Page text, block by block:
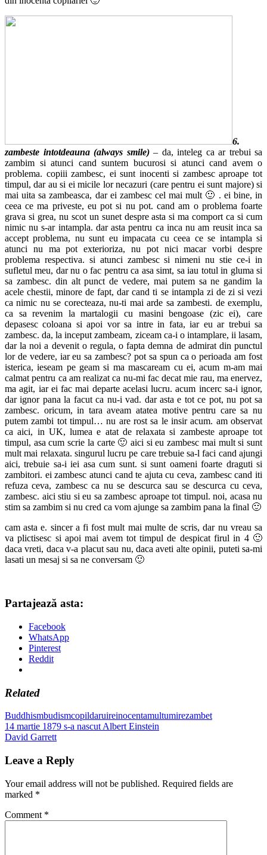
6.
zambeste intotdeauna (always smile)– da, inteleg ca ar trebui sa
zambim si atunci cand suntem bucurosi si atunci cand avem o
problema. copiii zambesc, ei sunt inocenti si zambesc aproape tot
timpul, dar au si ei micile lor necazuri (care pentru ei sunt majore) si
mai uita sa zambeasca, dar ei zambesc cel mai mult 🙂 . ei bine, in
ceea ce ma priveste, eu pot si nu pot. cand am o problema foarte
grava si grea, nu scot un sunet despre asta si ma comport ca si cum
nimic nu s-ar intampla. dar asta pentru ca inca nu am reusit inca sa
accept problema, nu sunt eu impacata cu ceea ce se intampla si
atunci nu ma pot exterioriza, nu pot nici macar vorbi despre
problema respectiva. si atunci zambesc si nimeni nu stie ce-i in
sufletul meu, dar nu o fac pentru ca asa simt, sa iau totul in gluma si
sa zambesc. din alt punct de vedere, mai putem sa ne gandim la
acele chestii, minore de fapt, dar cand ti se intampla zi de zi si vezi
ca nimic nu se corecteaza, nu-ti mai arde sa zambesti. de exemplu,
ca sa revenim la martalogii cu masini bengoase (zic ei), care
depasesc coloana si apoi vor sa intre in fata, iar eu ar trebui sa
zambesc. da, la inceput zambeam, ziceam ca-i o intamplare, ii lasam,
dar la noi a devenit o regula, o fapta demna de admirat din punctul
lor de vedere, iar eu sa zambesc? pot sa spun ca o perioada am fost
isterica, ieseam pe geam si ma mascaream cu ei, acum m-am mai
calmat pentru ca am realizat ca nu-mi fac decat mie rau, ma enervez,
ma agit, iar ei fac mai departe acelasi lucru. acum incerc sa-i ignor,
dar ignor pana la facut ca nu-i vad. dar asta e tot ce pot, nu pot sa
zambesc. oricum, in tara aveam atatea motive pentru care sa nu
putem zambi tot timpul… nu are rost sa le insir acum. am observat
ca aici, in UK, lumea e atat de relaxata si zambeste aproape tot
timpul, asa cum scrie la carte 🙂 aici si eu zambesc mai mult si sunt
mult mai relaxata. singurul lucru pe care trebuie sa-l faci cand ajungi
aici, trebuie sa-i iei asa cum sunt. si sunt oameni foarte draguti si
zambitori. ei zambesc atunci cand te ajuta cu ceva, zambesc cand iti
refuza ceva, zambesc ca nu se descurca sau se descurca cu ceva,
zambesc. aici stiu si eu sa zambesc aproape tot timpul. noi, acasa nu
stim sa zambim si nu cred ca vom ajunge sa zambim pana la final 🙂
cam asta e. sincer a fi fost mult mai multe de scris, dar nu vreau sa
va plictisesc si apoi mai avem tot timpul de despicat firul in 4 🙂
daca vreti, daca v-a placut sau nu, daca aveti alte opinii, puteti sa-mi
lasati un mesaj si sa ne conversam 🙂
Partajează asta:
Facebook
WhatsApp
Pinterest
Reddit
Related
Buddhismbudismcopildaruireinocentamultumirezambet
Post
navigation
Previous
Post:
14 martie 1879 s-a nascut Albert Einstein
Next
David Garrett
Leave a Reply
Your email address will not be published. Required fields are
marked *
Comment *